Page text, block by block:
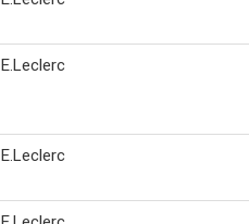
E.Leclerc
E.Leclerc